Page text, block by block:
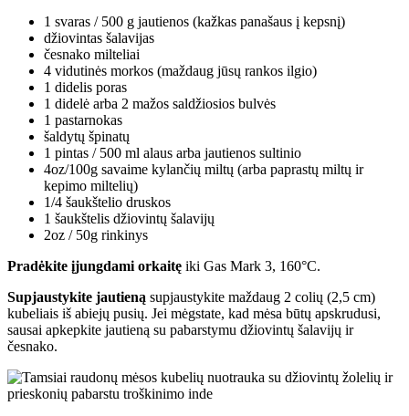
1 svaras / 500 g jautienos (kažkas panašaus į kepsnį)
džiovintas šalavijas
česnako milteliai
4 vidutinės morkos (maždaug jūsų rankos ilgio)
1 didelis poras
1 didelė arba 2 mažos saldžiosios bulvės
1 pastarnokas
šaldytų špinatų
1 pintas / 500 ml alaus arba jautienos sultinio
4oz/100g savaime kylančių miltų (arba paprastų miltų ir
kepimo miltelių)
1/4 šaukštelio druskos
1 šaukštelis džiovintų šalavijų
2oz / 50g rinkinys
Pradėkite įjungdami orkaitę iki Gas Mark 3, 160°C.
Supjaustykite jautieną supjaustykite maždaug 2 colių (2,5 cm)
kubeliais iš abiejų pusių. Jei mėgstate, kad mėsa būtų apskrudusi,
sausai apkepkite jautieną su pabarstymu džiovintų šalavijų ir
česnako.